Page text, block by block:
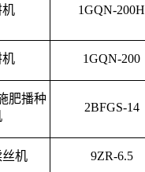
1GQN-200H
1GQN-200
肥播种
2BFGS-14
机 9ZR-6.5